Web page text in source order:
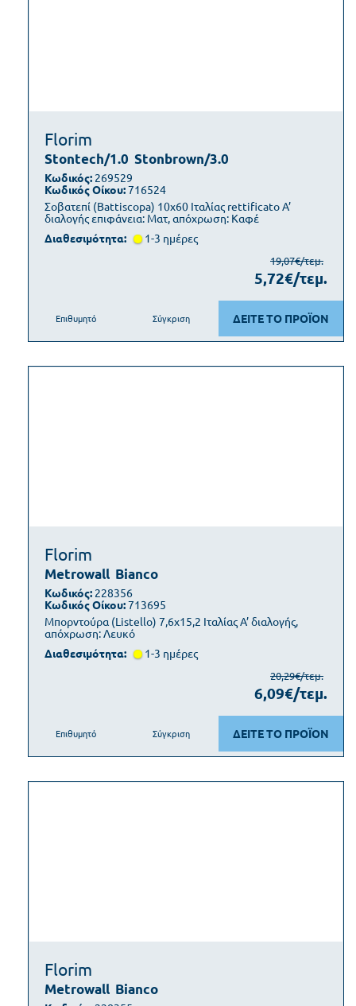
Florim
Stontech/1.0 Stonbrown/3.0
Σοβατεπί (Battiscopa) 10x60 Ιταλίας rettificato Α’
διαλογής επιφάνεια: Ματ, απόχρωση: Καφέ
Κωδικός: 269529
Κωδικός Οίκου:716524
Διαθεσιμότητα: 1-3 ημέρες
19,07€/τεμ.
5,72€/τεμ.
ΔΕΙΤΕ ΤΟ ΠΡΟΪΟΝ
Επιθυμητό Σύγκριση
Florim
Metrowall Bianco
Μπορντούρα (Listello) 7,6x15,2 Ιταλίας Α’ διαλογής,
απόχρωση: Λευκό
Κωδικός: 228356
Κωδικός Οίκου:713695
Διαθεσιμότητα: 1-3 ημέρες
20,29€/τεμ.
6,09€/τεμ.
ΔΕΙΤΕ ΤΟ ΠΡΟΪΟΝ
Επιθυμητό Σύγκριση
Florim
Metrowall Bianco